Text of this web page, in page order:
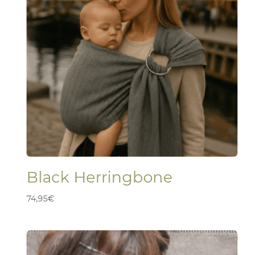
Black Herringbone
74,95€